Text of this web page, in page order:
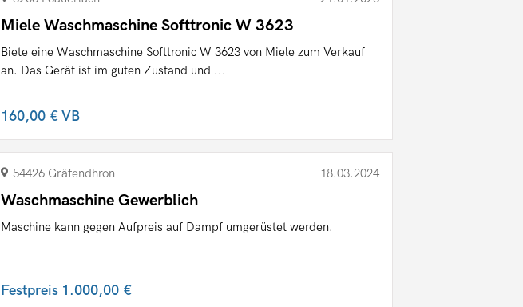
Miele Waschmaschine Softtronic W 3623
Biete eine Waschmaschine Softtronic W 3623 von Miele zum Verkauf
an. Das Gerät ist im guten Zustand und ...
160,00 €VB
54426 Gräfendhron 18.03.2024
Waschmaschine Gewerblich
Maschine kann gegen Aufpreis auf Dampf umgerüstet werden.
Festpreis 1.000,00 €